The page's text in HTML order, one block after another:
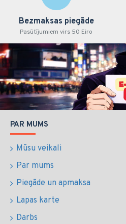
Bezmaksas piegāde
Pasūtījumiem virs 50 Eiro
PAR MUMS
Mūsu veikali
Par mums
Piegāde un apmaksa
Lapas karte
Darbs